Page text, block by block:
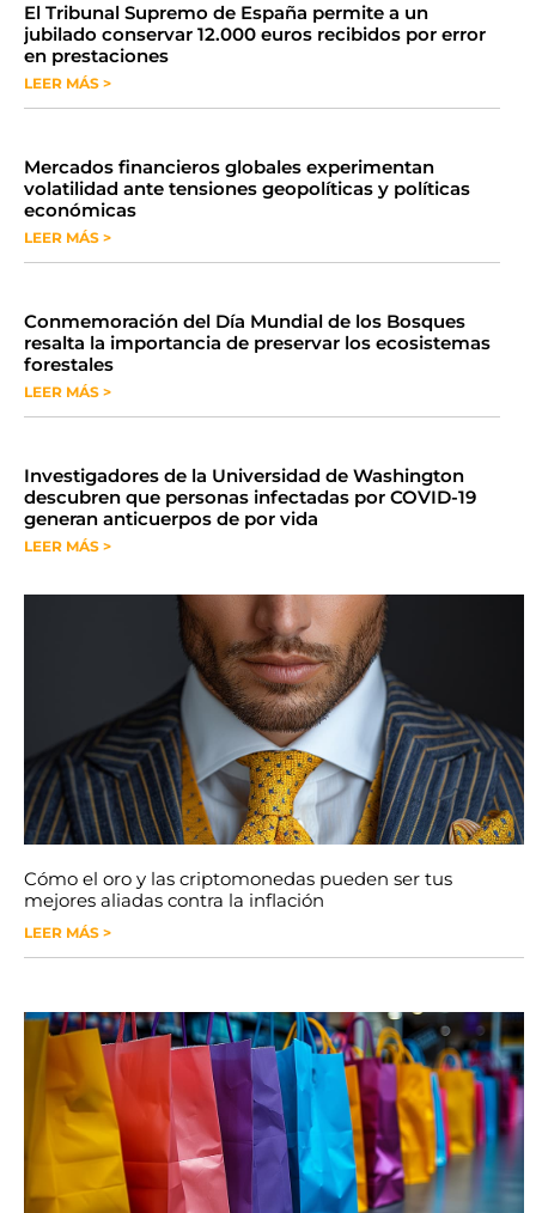
​El Tribunal Supremo de España permite a un
jubilado conservar 12.000 euros recibidos por error
en prestaciones
LEER MÁS >
Mercados financieros globales experimentan
volatilidad ante tensiones geopolíticas y políticas
económicas
LEER MÁS >
Conmemoración del Día Mundial de los Bosques
resalta la importancia de preservar los ecosistemas
forestales
LEER MÁS >
Investigadores de la Universidad de Washington
descubren que personas infectadas por COVID-19
generan anticuerpos de por vida
LEER MÁS >
Cómo el oro y las criptomonedas pueden ser tus
mejores aliadas contra la inflación
LEER MÁS >